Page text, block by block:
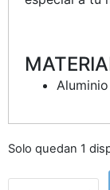
Aluminio
Solo quedan 1